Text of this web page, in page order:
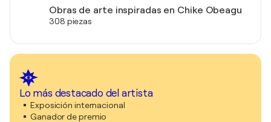
Obras de arte inspiradas en Chike Obeagu
308 piezas
Lo más destacado del artista
Exposición internacional
Ganador de premio